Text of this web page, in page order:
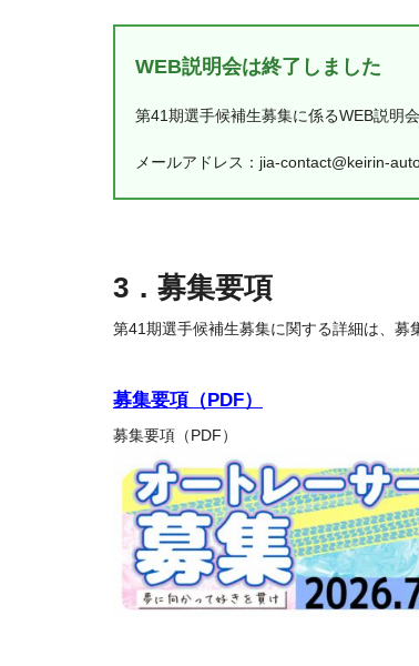
WEB説明会は終了しました
第41期選手候補生募集に係るWEB説明
メールアドレス：jia-contact@keirin-
3．募集要項
第41期選手候補生募集に関する詳細は、募
募集要項（PDF）
募集要項（PDF）